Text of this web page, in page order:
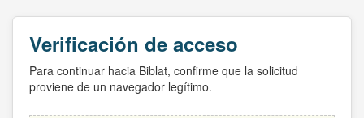
Verificación de acceso
Para continuar hacia Biblat, confirme que la solicitud
proviene de un navegador legítimo.